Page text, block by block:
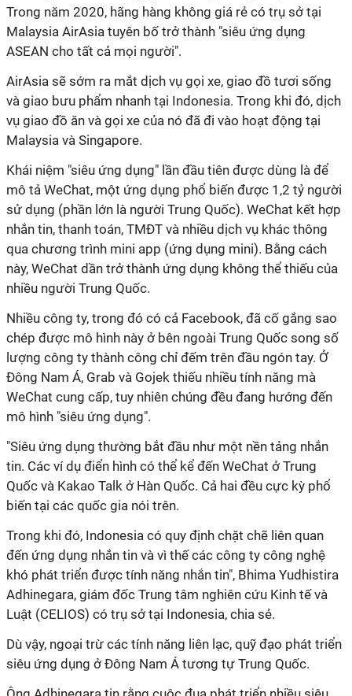
Trong năm 2020, hãng hàng không giá rẻ có trụ sở tại
Malaysia AirAsia tuyên bố trở thành "siêu ứng dụng
ASEAN cho tất cả mọi người".
AirAsia sẽ sớm ra mắt dịch vụ gọi xe, giao đồ tươi sống
và giao bưu phẩm nhanh tại Indonesia. Trong khi đó, dịch
vụ giao đồ ăn và gọi xe của nó đã đi vào hoạt động tại
Malaysia và Singapore.
Khái niệm "siêu ứng dụng" lần đầu tiên được dùng là để
mô tả WeChat, một ứng dụng phổ biến được 1,2 tỷ người
sử dụng (phần lớn là người Trung Quốc). WeChat kết hợp
nhắn tin, thanh toán, TMĐT và nhiều dịch vụ khác thông
qua chương trình mini app (ứng dụng mini). Bằng cách
này, WeChat dần trở thành ứng dụng không thể thiếu của
nhiều người Trung Quốc.
Nhiều công ty, trong đó có cả Facebook, đã cố gắng sao
chép được mô hình này ở bên ngoài Trung Quốc song số
lượng công ty thành công chỉ đếm trên đầu ngón tay. Ở
Đông Nam Á, Grab và Gojek thiếu nhiều tính năng mà
WeChat cung cấp, tuy nhiên chúng đều đang hướng đến
mô hình "siêu ứng dụng".
"Siêu ứng dụng thường bắt đầu như một nền tảng nhắn
tin. Các ví dụ điển hình có thể kể đến WeChat ở Trung
Quốc và Kakao Talk ở Hàn Quốc. Cả hai đều cực kỳ phổ
biến tại các quốc gia nói trên.
Trong khi đó, Indonesia có quy định chặt chẽ liên quan
đến ứng dụng nhắn tin và vì thế các công ty công nghệ
khó phát triển được tính năng nhắn tin", Bhima Yudhistira
Adhinegara, giám đốc Trung tâm nghiên cứu Kinh tế và
Luật (CELIOS) có trụ sở tại Indonesia, chia sẻ.
Dù vậy, ngoại trừ các tính năng liên lạc, quỹ đạo phát triển
siêu ứng dụng ở Đông Nam Á tương tự Trung Quốc.